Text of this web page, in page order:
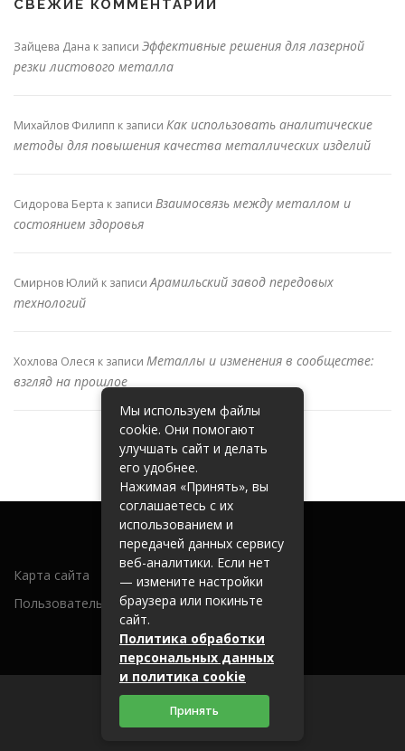
СВЕЖИЕ КОММЕНТАРИИ
Зайцева Дана к записи Эффективные решения для лазерной
резки листового металла
Михайлов Филипп к записи Как использовать аналитические
методы для повышения качества металлических изделий
Сидорова Берта к записи Взаимосвязь между металлом и
состоянием здоровья
Смирнов Юлий к записиАрамильский завод передовых
технологий
Хохлова Олеся к записи Металлы и изменения в сообществе:
взгляд на прошлое
Карта сайта
Пользовательское соглашение
2026 (c) metallobaza31.ru
Мы используем файлы
cookie. Они помогают
улучшать сайт и делать
его удобнее.
Нажимая «Принять», вы
соглашаетесь с их
использованием и
передачей данных сервису
веб-аналитики. Если нет
— измените настройки
браузера или покиньте
сайт.
Политика обработки
персональных данных
и политика cookie
Принять